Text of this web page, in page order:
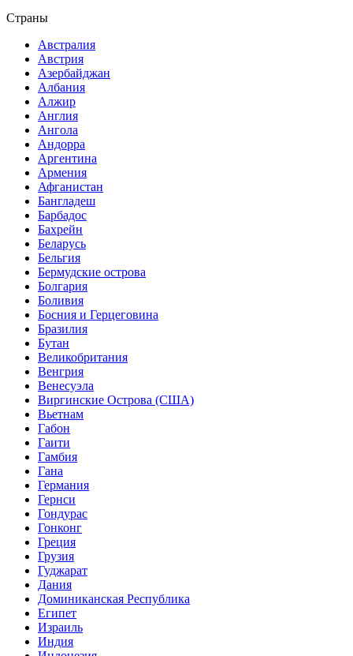
Страны
Австралия
Австрия
Азербайджан
Албания
Алжир
Англия
Ангола
Андорра
Аргентина
Армения
Афганистан
Бангладеш
Барбадос
Бахрейн
Беларусь
Бельгия
Бермудские острова
Болгария
Боливия
Босния и Герцеговина
Бразилия
Бутан
Великобритания
Венгрия
Венесуэла
Виргинские Острова (США)
Вьетнам
Габон
Гаити
Гамбия
Гана
Германия
Гернси
Гондурас
Гонконг
Греция
Грузия
Гуджарат
Дания
Доминиканская Республика
Египет
Израиль
Индия